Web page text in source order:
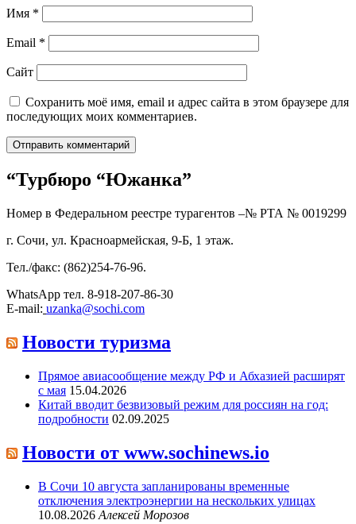
Имя *
Email *
Сайт
Сохранить моё имя, email и адрес сайта в этом браузере для
последующих моих комментариев.
“Турбюро “Южанка”
Номер в Федеральном реестре турагентов –№ РТА № 0019299
г. Сочи, ул. Красноармейская, 9-Б, 1 этаж.
Тел./факс: (862)254-76-96.
WhatsApp тел. 8-918-207-86-30
E-mail: uzanka@sochi.com
Новости туризма
Прямое авиасообщение между РФ и Абхазией расширят
с мая 15.04.2026
Китай вводит безвизовый режим для россиян на год:
подробности 02.09.2025
Новости от www.sochinews.io
В Сочи 10 августа запланированы временные
отключения электроэнергии на нескольких улицах
10.08.2026 Алексей Морозов